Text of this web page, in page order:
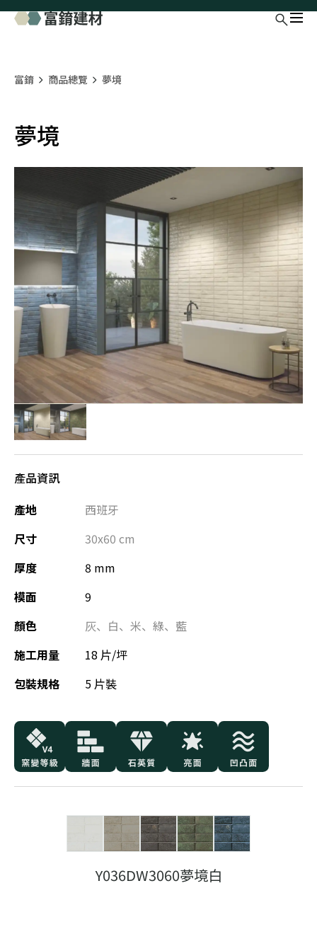
富錥 商品總覽 夢境
夢境
產品資訊
產地
西班牙
尺寸
30x60 cm
厚度
8 mm
模面
9
顏色
灰、 白、 米、 綠、 藍
施工用量
18 片/坪
包裝規格
5 片裝
Y036DW3060夢境白